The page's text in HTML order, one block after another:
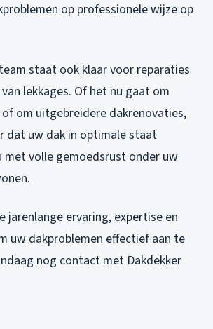
op professionele wijze op
staat ook klaar voor reparaties
lekkages. Of het nu gaat om
om uitgebreidere dakrenovaties,
dat uw dak in optimale staat
met volle gemoedsrust onder uw
jarenlange ervaring, expertise en
uw dakproblemen effectief aan te
nog contact met Dakdekker